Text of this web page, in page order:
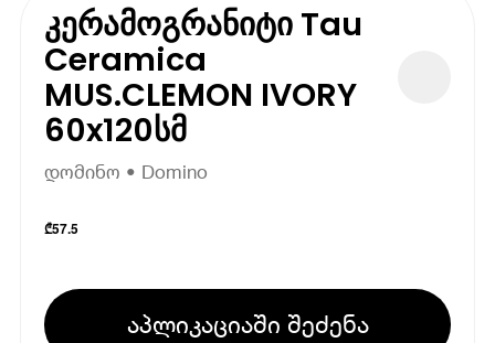
კერამოგრანიტი Tau
Ceramica
MUS.CLEMON IVORY
60x120სმ
დომინო • Domino
₾57.5
აპლიკაციაში შეძენა